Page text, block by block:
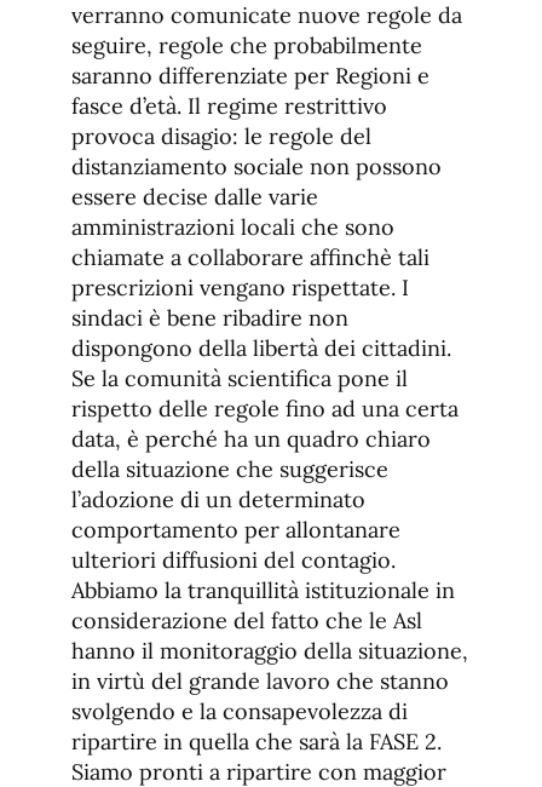
verranno comunicate nuove regole da
seguire, regole che probabilmente
saranno differenziate per Regioni e
fasce d’età. Il regime restrittivo
provoca disagio: le regole del
distanziamento sociale non possono
essere decise dalle varie
amministrazioni locali che sono
chiamate a collaborare affinchè tali
prescrizioni vengano rispettate. I
sindaci è bene ribadire non
dispongono della libertà dei cittadini.
Se la comunità scientifica pone il
rispetto delle regole fino ad una certa
data, è perché ha un quadro chiaro
della situazione che suggerisce
l’adozione di un determinato
comportamento per allontanare
ulteriori diffusioni del contagio.
Abbiamo la tranquillità istituzionale in
considerazione del fatto che le Asl
hanno il monitoraggio della situazione,
in virtù del grande lavoro che stanno
svolgendo e la consapevolezza di
ripartire in quella che sarà la FASE 2.
Siamo pronti a ripartire con maggior